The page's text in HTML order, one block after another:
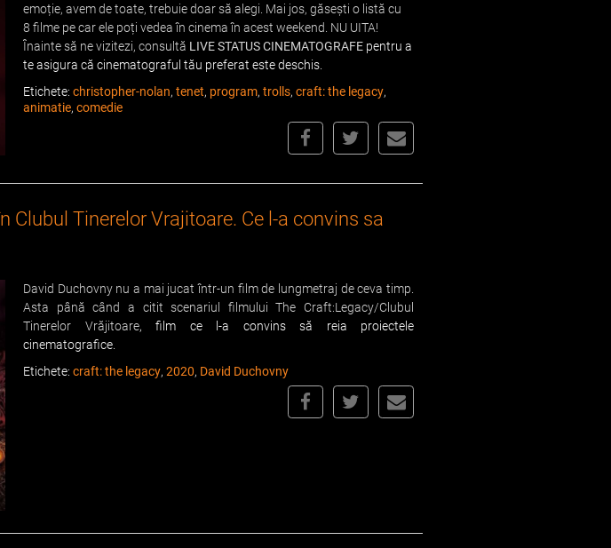
emoție, avem de toate, trebuie doar să alegi. Mai jos, găsești o listă cu
8 filme pe car ele poți vedea în cinema în acest weekend. NU UITA!
Înainte să ne vizitezi, consultă LIVE STATUS CINEMATOGRAFE pentru a
te asigura că cinematograful tău preferat este deschis.
Etichete: christopher-nolan, tenet, program, trolls, craft: the legacy,
animatie, comedie
Clubul Tinerelor Vrajitoare. Ce l-a convins sa
David Duchovny nu a mai jucat într-un film de lungmetraj de ceva timp.
Asta până când a citit scenariul filmuluiThe Craft:Legacy/Clubul
Tinerelor Vrăjitoare, film ce l-a convins să reia proiectele
cinematografice.
Etichete: craft: the legacy, 2020, David Duchovny